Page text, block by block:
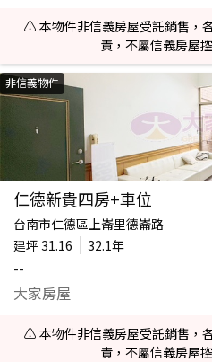
⚠️ 本物件非信義房屋受託銷售，
責，不屬信義房屋
非信義物件
仁德新貴四房+車位
台南市仁德區上崙里德崙路
建坪 31.16
32.1年
--
大家房屋
⚠️ 本物件非信義房屋受託銷售，
責，不屬信義房屋